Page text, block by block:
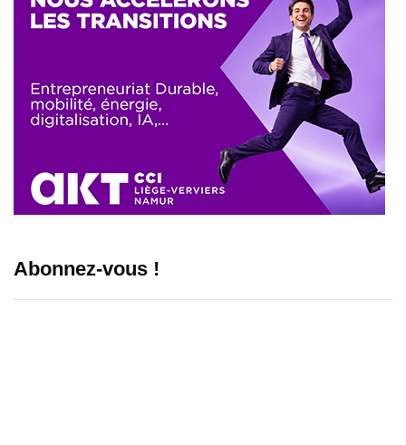
Abonnez-vous !